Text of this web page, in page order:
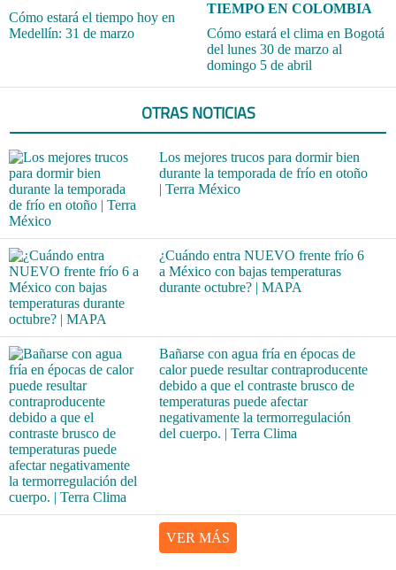
Cómo estará el tiempo hoy en
Medellín: 31 de marzo
TIEMPO EN COLOMBIA
Cómo estará el clima en Bogotá
del lunes 30 de marzo al
domingo 5 de abril
OTRAS NOTICIAS
Los mejores trucos para dormir bien
durante la temporada de frío en otoño
| Terra México
¿Cuándo entra NUEVO frente frío 6
a México con bajas temperaturas
durante octubre? | MAPA
Bañarse con agua fría en épocas de
calor puede resultar contraproducente
debido a que el contraste brusco de
temperaturas puede afectar
negativamente la termorregulación
del cuerpo. | Terra Clima
VER MÁS